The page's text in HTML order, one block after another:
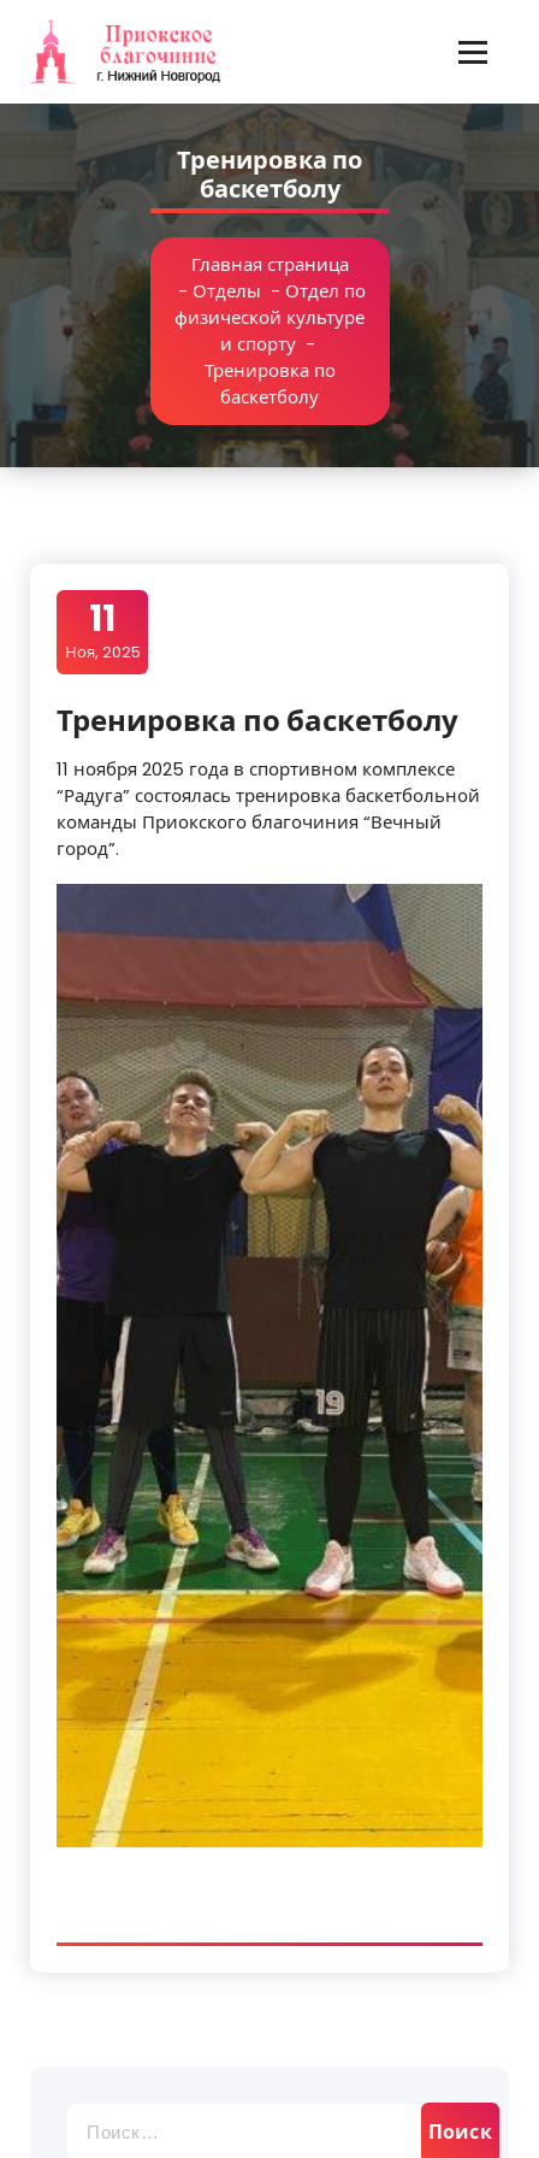
содержимому
Тренировка по
баскетболу
Главная страница
- Отделы - Отдел по
физической культуре
и спорту-
Тренировка по
баскетболу
11
Ноя, 2025
Тренировка по баскетболу
11 ноября 2025 года в спортивном комплексе
“Радуга” состоялась тренировка баскетбольной
команды Приокского благочиния “Вечный
город”.